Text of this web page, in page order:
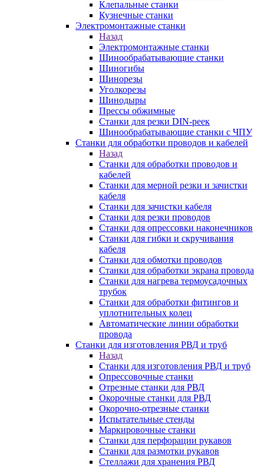
Клепальные станки
Кузнечные станки
Электромонтажные станки
Назад
Электромонтажные станки
Шинообрабатывающие станки
Шиногибы
Шинорезы
Уголкорезы
Шинодыры
Прессы обжимные
Станки для резки DIN-реек
Шинообрабатывающие станки с ЧПУ
Станки для обработки проводов и кабелей
Назад
Станки для обработки проводов и
кабелей
Станки для мерной резки и зачистки
кабеля
Станки для зачистки кабеля
Станки для резки проводов
Станки для опрессовки наконечников
Станки для гибки и скручивания
кабеля
Станки для обмотки проводов
Станки для обработки экрана провода
Станки для нагрева термоусадочных
трубок
Станки для обработки фитингов и
уплотнительных колец
Автоматические линии обработки
провода
Станки для изготовления РВД и труб
Назад
Станки для изготовления РВД и труб
Опрессовочные станки
Отрезные станки для РВД
Окорочные станки для РВД
Окорочно-отрезные станки
Испытательные стенды
Маркировочные станки
Станки для перфорации рукавов
Станки для размотки рукавов
Стеллажи для хранения РВД